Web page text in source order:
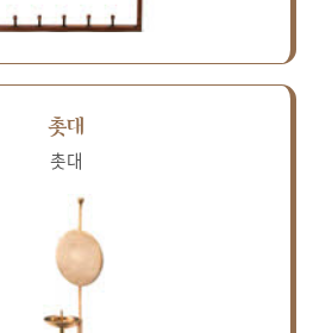
촛대
촛대